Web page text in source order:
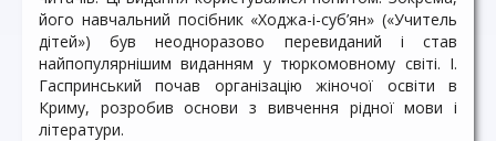
його навчальний посібник «Ходжа-і-суб’ян» («Учитель
дітей») був неодноразово перевиданий і став
найпопулярнішим виданням у тюркомовному світі. І.
Гаспринський почав організацію жіночої освіти в
Криму, розробив основи з вивчення рідної мови і
літератури.